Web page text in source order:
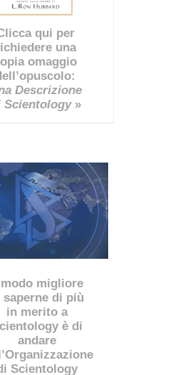
qui per
una
omaggio
Descrizione
Scientology»
migliore
saperne di più
in merito a
è di
andare
Scientology